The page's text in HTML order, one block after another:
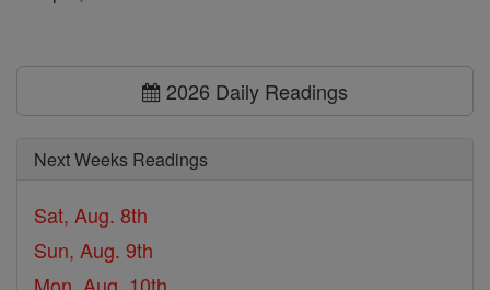
2026 Daily Readings
Next Weeks Readings
Sat, Aug. 8th
Sun, Aug. 9th